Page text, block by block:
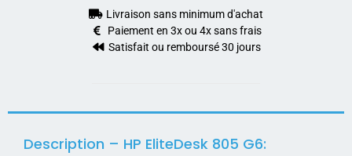
Livraison sans minimum d'achat
Paiement en 3x ou 4x sans frais
Satisfait ou remboursé 30 jours
Description – HP EliteDesk 805 G6: